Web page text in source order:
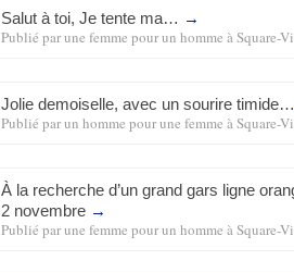
Salut à toi, Je tente ma… →
Publié parune femme pour un homme àSquare-
Jolie demoiselle, avec un sourire timide…
Publié parun homme pour une femme àSquare-
À la recherche d’un grand gars ligne
2 novembre →
Publié parune femme pour un homme àSquare-